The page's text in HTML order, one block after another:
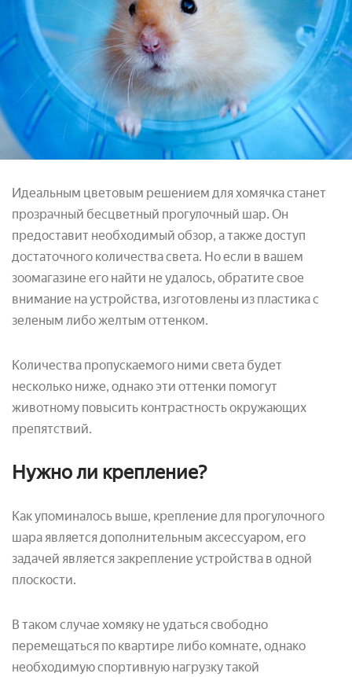
Идеальным цветовым решением для хомячка станет
прозрачный бесцветный прогулочный шар. Он
предоставит необходимый обзор, а также доступ
достаточного количества света. Но если в вашем
зоомагазине его найти не удалось, обратите свое
внимание на устройства, изготовлены из пластика с
зеленым либо желтым оттенком.
Количества пропускаемого ними света будет
несколько ниже, однако эти оттенки помогут
животному повысить контрастность окружающих
препятствий.
Нужно ли крепление?
Как упоминалось выше, крепление для прогулочного
шара является дополнительным аксессуаром, его
задачей является закрепление устройства в одной
плоскости.
В таком случае хомяку не удаться свободно
перемещаться по квартире либо комнате, однако
необходимую спортивную нагрузку такой